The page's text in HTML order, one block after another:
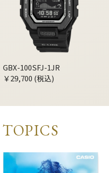
GBX-100SFJ-1JR
￥29,700 (税込)